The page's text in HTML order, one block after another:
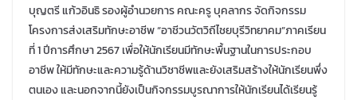
บุญตรี แก้วอินธิ รองผู้อำนวยการ คณะครู บุคลากร จัดกิจกรรม
โครงการส่งเสริมทักษะอาชีพ “อาชีวนวัตวิถีไชยบุรีวิทยาคม”ภาคเรียน
ที่ 1 ปีการศึกษา 2567 เพื่อให้นักเรียนมีทักษะพื้นฐานในการประกอบ
อาชีพ ให้มีทักษะและความรู้ด้านวิชาชีพและยังเสริมสร้างให้นักเรียนพึ่ง
ตนเองและนอกจากนี้ยังเป็นกิจกรรมบูรณาการให้นักเรียนได้เรียนรู้